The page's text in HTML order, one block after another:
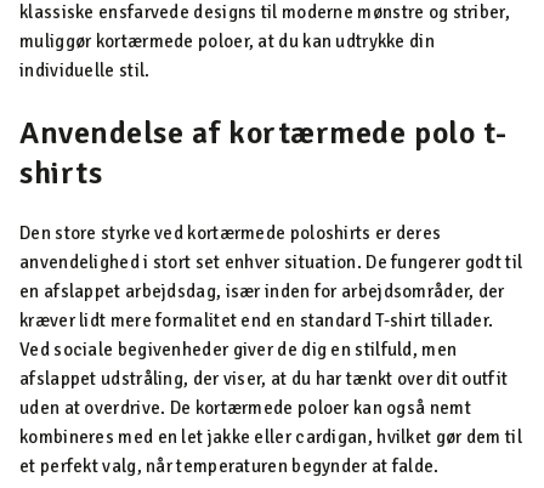
klassiske ensfarvede designs til moderne mønstre og striber,
muliggør kortærmede poloer, at du kan udtrykke din
individuelle stil.
Anvendelse af kortærmede polo t-
shirts
Den store styrke ved kortærmede poloshirts er deres
anvendelighed i stort set enhver situation. De fungerer godt til
en afslappet arbejdsdag, især inden for arbejdsområder, der
kræver lidt mere formalitet end en standard T-shirt tillader.
Ved sociale begivenheder giver de dig en stilfuld, men
afslappet udstråling, der viser, at du har tænkt over dit outfit
uden at overdrive. De kortærmede poloer kan også nemt
kombineres med en let jakke eller cardigan, hvilket gør dem til
et perfekt valg, når temperaturen begynder at falde.